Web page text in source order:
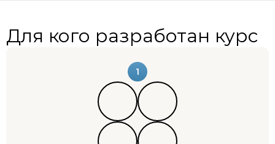
Для кого разработан курс
1